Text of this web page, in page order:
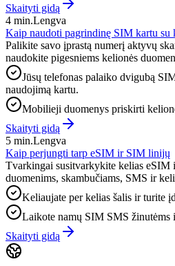
Skaityti gidą
4 min.Lengva
Kaip naudoti pagrindinę SIM kartu su
Palikite savo įprastą numerį aktyvų
naudokite pigesniems kelionės
Jūsų telefonas palaiko dvigubą
naudojimą kartu.
Mobilieji duomenys priskirti
Skaityti gidą
5 min.Lengva
Kaip perjungti tarp eSIM ir SIM linijų
Tvarkingai susitvarkykite kelias eSIM
duomenims, skambučiams, SMS ir
Keliaujate per kelias šalis ir turite
Laikote namų SIM SMS žinutėms
Skaityti gidą